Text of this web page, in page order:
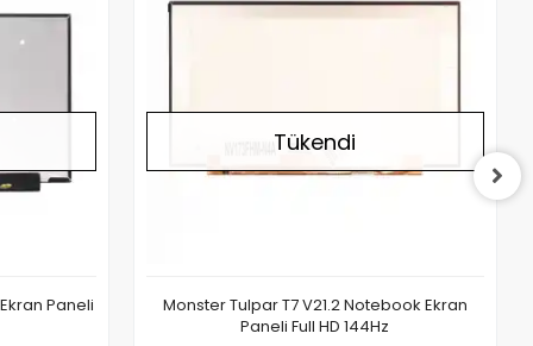
Paneli
Tükendi
Monster Tulpar T7 V21.2 Notebook Ekran
Paneli Full HD 144Hz